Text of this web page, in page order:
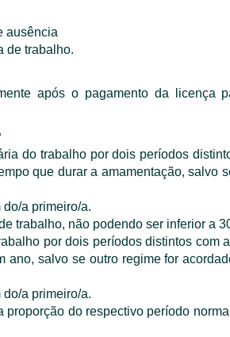
ausência
de trabalho.
após o pagamento da licença
do trabalho por dois períodos
que durar a amamentação, salvo
a primeiro/a.
trabalho, não podendo ser inferior a
por dois períodos distintos com
salvo se outro regime for
a primeiro/a.
do respectivo período